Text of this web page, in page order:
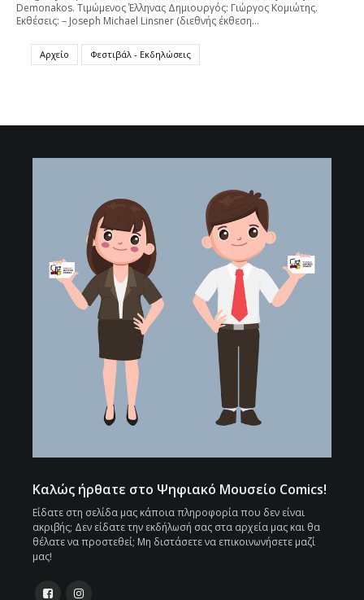
Demonakos. Τιμώμενος Έλληνας Δημιουργός: Γιώργος Κομιώτης.
Εκθέσεις: – Joseph Michael Linsner (διεθνής έκθεση…
Αρχείο Φεστιβάλ - Εκδηλώσεις
Καλώς ήρθατε στο Ψηφιακό Μουσείο Comics!
Είδατε στη σελίδα μας κάποια πληροφορία που δεν είναι
ακριβής; Δεν είδατε την εκδήλωσή σας στα αρχεία μας και θα
θέλατε να προστεθεί; Μη διστάσετε να επικοινωνήσετε μαζί
μας!